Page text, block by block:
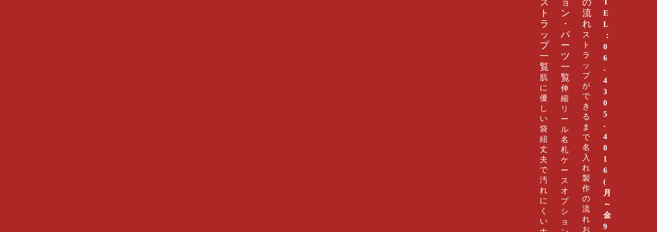
ス
ト
ラ
ッ
プ
一
覧
肌
に
優
し
い
袋
紐
丈
夫
で
汚
れ
に
く
い
ョ
ン
・
パ
ー
ツ
一
覧
伸
縮
リ
ー
ル
名
札
ケ
ー
ス
オ
プ
シ
ョ
の
流
れ
ス
ト
ラ
ッ
プ
が
で
き
る
ま
で
名
入
れ
製
作
の
流
れ
お
T
E
L
：
0
6
-
4
3
0
5
-
4
0
1
6
(
月
～
金
9